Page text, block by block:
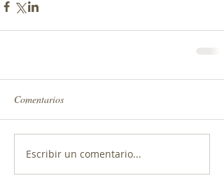
Comentarios
Escribir un comentario...